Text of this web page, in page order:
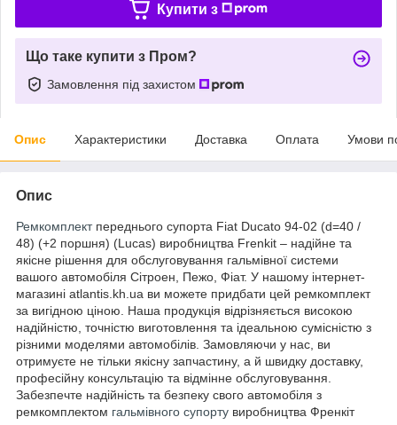
Купити з
Що таке купити з Пром?
Замовлення під захистом
Опис Характеристики Доставка Оплата Умови
Опис
Ремкомплектпереднього супорта Fiat Ducato 94-02 (d=40 /
48) (+2 поршня) (Lucas) виробництва Frenkit – надійне та
якісне рішення для обслуговування гальмівної системи
вашого автомобіля Сітроен, Пежо, Фіат. У нашому інтернет-
магазині atlantis.kh.ua ви можете придбати цей ремкомплект
за вигідною ціною. Наша продукція відрізняється високою
надійністю, точністю виготовлення та ідеальною сумісністю з
різними моделями автомобілів. Замовляючи у нас, ви
отримуєте не тільки якісну запчастину, а й швидку доставку,
професійну консультацію та відмінне обслуговування.
Забезпечте надійність та безпеку свого автомобіля з
ремкомплектом гальмівного супорту виробництва Френкіт